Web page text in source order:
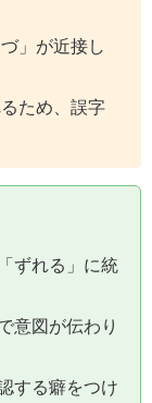
」が近接し
ため、誤字
ずれる」に統
意図が伝わり
する癖をつけ